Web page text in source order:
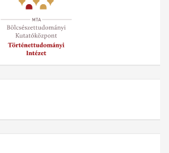
Műhelymunkák